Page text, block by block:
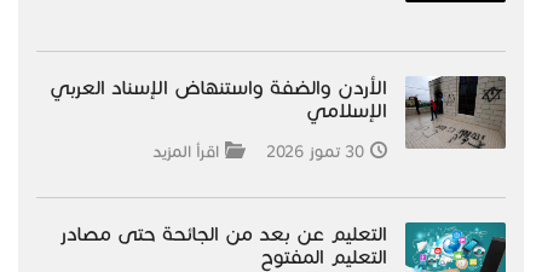
الأردن والضفة واستنهاض الإسناد العربي
الإسلامي
30 تموز 2026 اقرأ المزيد
التعليم عن بعد من الجائحة حتى مصادر
التعليم المفتوح